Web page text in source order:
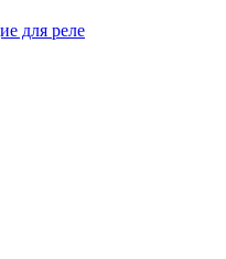
для реле